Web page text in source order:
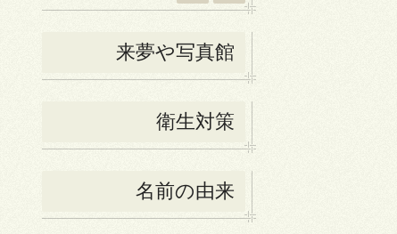
来夢や写真館
衛生対策
名前の由来